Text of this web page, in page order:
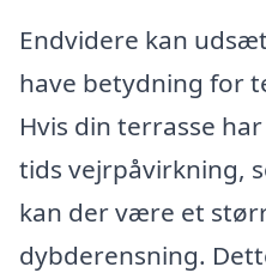
Endvidere kan
have betydning for
Hvis din terrasse
tids vejrpåvirkning,
kan der være et
dybderensning.